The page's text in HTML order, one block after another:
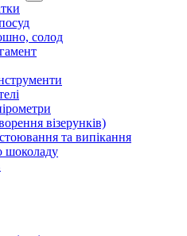
солод
візерунків)
та випікання
шоколаду